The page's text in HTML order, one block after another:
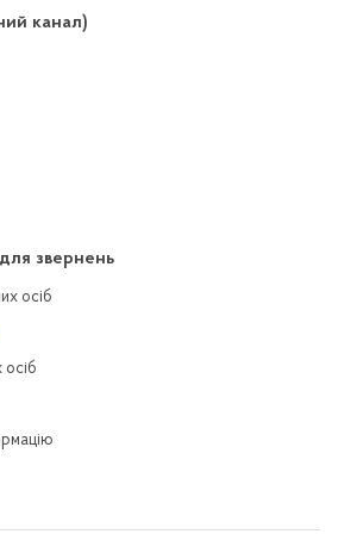
канал)
звернень
осiб
осiб